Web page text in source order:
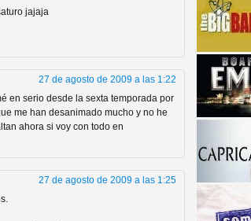
peligro de
jajaja
27 de agosto de 2009 a las 1:22
en serio desde la sexta temporada por
me han desanimado mucho y no he
ahora si voy con todo en
27 de agosto de 2009 a las 1:25